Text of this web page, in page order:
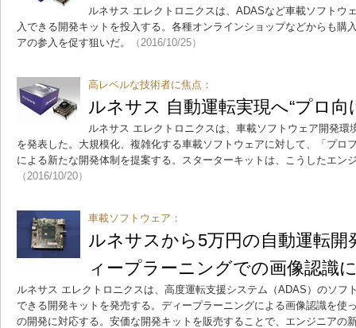
ルネサス エレクトロニクスは、ADASなど車載ソフトウ
入できる開発キットを投入する。各種オンラインショップなどからも購
アの参入を促す狙いだ。
（2016/10/25）
高レベルな技術者に焦点：
ルネサス 自動運転実現へ“プロ向
ルネサス エレクトロニクスは、車載ソフトウェア開発環
を発表した。大規模化、複雑化する車載ソフトウェアに対して、「プロ
による新たな開発体制を提案する。スターターキットは、こうしたエン
（2016/10/20）
車載ソフトウェア：
ルネサスから5万円の自動運転開
ィープラーニングでの画像認識
ルネサス エレクトロニクスは、高度運転支援システム（ADAS）のソフ
できる開発キットを発売する。ディープラーニングによる画像認識を使
の開発に対応する。安価な開発キットを販売することで、エンジニアの